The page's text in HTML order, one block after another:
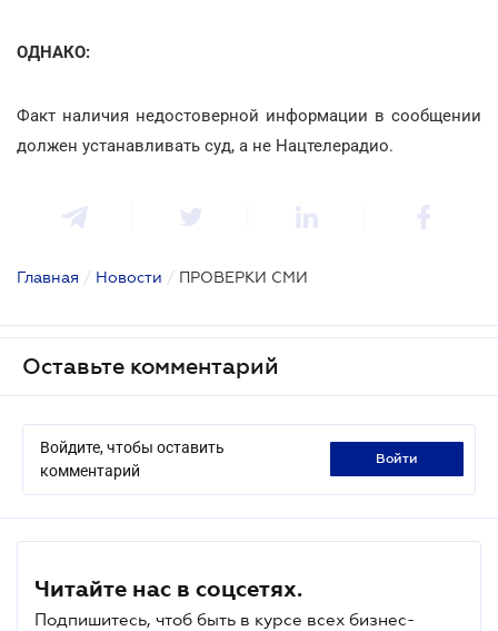
ОДНАКО:
Факт наличия недостоверной информации в сообщении
должен устанавливать суд, а не Нацтелерадио.
Главная / Новости / ПРОВЕРКИ СМИ
Оставьте комментарий
Войдите, чтобы оставить
комментарий
войти
Читайте нас в соцсетях.
Подпишитесь, чтоб быть в курсе всех бизнес-